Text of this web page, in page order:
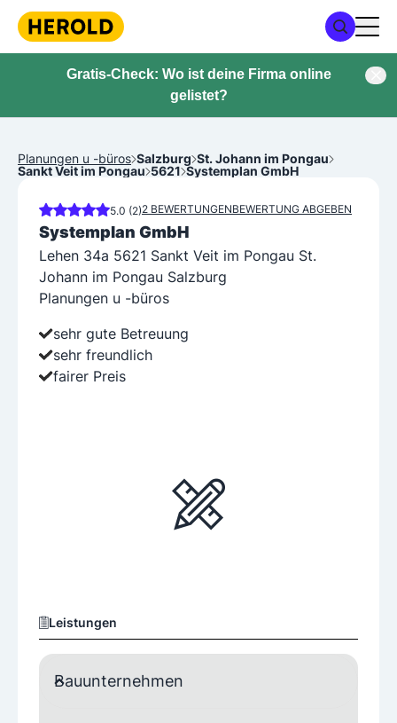
Gratis-Check: Wo ist deine Firma online
gelistet?
Planungen u -büros Salzburg St. Johann im Pongau
Sankt Veit im Pongau 5621 Systemplan GmbH
5.0 (2)2 BEWERTUNGENBEWERTUNG ABGEBEN
Systemplan GmbH
Lehen 34a 5621 Sankt Veit im Pongau St.
Johann im Pongau Salzburg
Planungen u -büros
sehr gute Betreuung
sehr freundlich
fairer Preis
Leistungen
Bauunternehmen